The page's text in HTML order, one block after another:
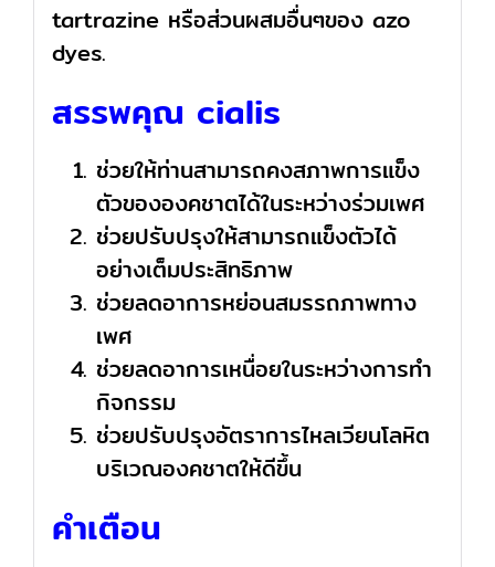
tartrazine หรือส่วนผสมอื่นๆของ azo
dyes.
สรรพคุณ cialis
ช่วยให้ท่านสามารถคงสภาพการแข็ง
ตัวขององคชาตได้ในระหว่างร่วมเพศ
ช่วยปรับปรุงให้สามารถแข็งตัวได้
อย่างเต็มประสิทธิภาพ
ช่วยลดอาการหย่อนสมรรถภาพทาง
เพศ
ช่วยลดอาการเหนื่อยในระหว่างการทำ
กิจกรรม
ช่วยปรับปรุงอัตราการไหลเวียนโลหิต
บริเวณองคชาตให้ดีขึ้น
คำเตือน